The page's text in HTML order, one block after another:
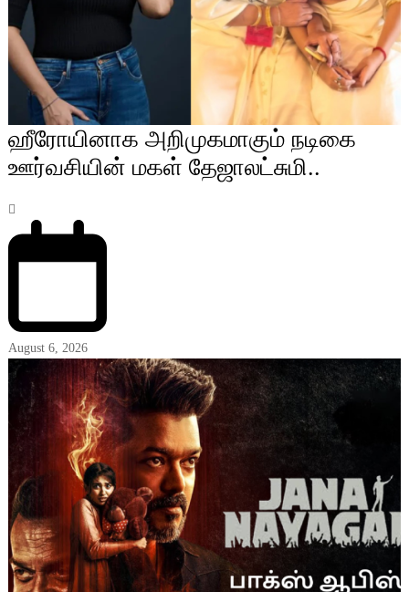
ஹீரோயினாக அறிமுகமாகும் நடிகை
ஊர்வசியின் மகள் தேஜாலட்சுமி..
August 6, 2026